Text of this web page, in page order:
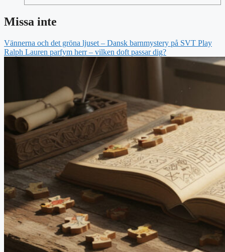
Missa inte
Vännerna och det gröna ljuset – Dansk barnmystery på SVT Play
Ralph Lauren parfym herr – vilken doft passar dig?